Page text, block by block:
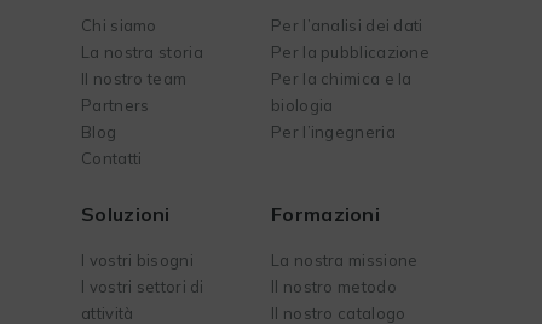
Chi siamo
La nostra storia
Il nostro team
Partners
Blog
Contatti
Per l’analisi dei dati
Per la pubblicazione
Per la chimica e la
biologia
Per l’ingegneria
Soluzioni
I vostri bisogni
I vostri settori di
attività
Formazioni
La nostra missione
Il nostro metodo
Il nostro catalogo